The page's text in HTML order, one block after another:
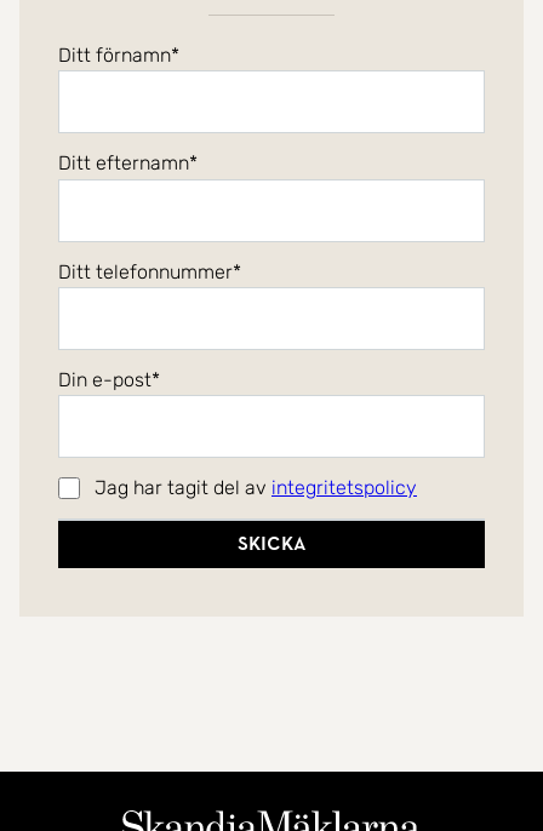
Ditt förnamn
Ditt efternamn
Ditt telefonnummer
Din e-post
Jag har tagit del av integritetspolicy
Skicka